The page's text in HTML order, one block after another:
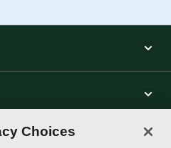
て
Choices